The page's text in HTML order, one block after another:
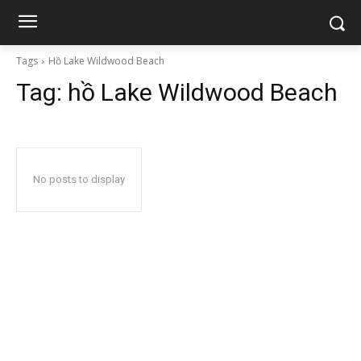
Tags Hồ Lake Wildwood Beach
Tag: hồ Lake Wildwood Beach
No posts to display